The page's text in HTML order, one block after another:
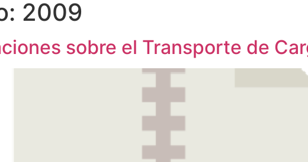
2009
sobre el Transporte de